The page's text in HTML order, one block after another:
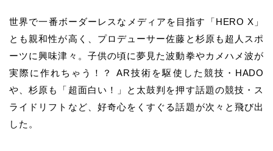
世界で一番ボーダーレスなメディアを目指す「HERO X」
とも親和性が高く、プロデューサー佐藤と杉原も超人スポ
ーツに興味津々。子供の頃に夢見た波動拳やカメハメ波が
実際に作れちゃう！？ AR技術を駆使した競技・HADO
や、杉原も「超面白い！」と太鼓判を押す話題の競技・ス
ライドリフトなど、好奇心をくすぐる話題が次々と飛び出
した。